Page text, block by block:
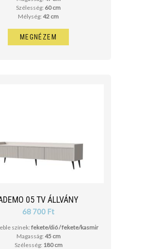
Szélesség: 60 cm
Mélység: 42 cm
MEGNÉZEM
05 TV ÁLLVÁNY
68 700 Ft
színek:fekete/dió / fekete/kasmir
Magasság: 45 cm
Szélesség: 180 cm